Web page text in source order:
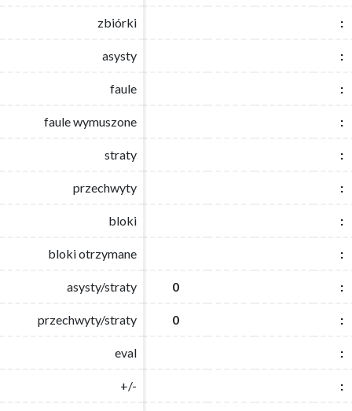
zbiórki :
asysty :
faule :
faule wymuszone :
straty :
przechwyty :
bloki :
bloki otrzymane :
asysty/straty 0 :
przechwyty/straty 0 :
eval :
+/- :
zbiórki :
asysty :
faule :
faule wymuszone :
straty :
przechwyty :
bloki :
bloki otrzymane :
asysty/straty 0 :
przechwyty/straty 0 :
eval :
+/- :